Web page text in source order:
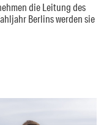
die Leitung des
Berlins werden sie